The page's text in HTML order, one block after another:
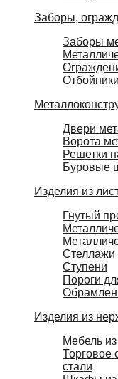
Заборы,
Заборы
Двери
Ворота
Решетки
Буровые
Изделия из
Гнутый
Стеллажи
Ступени
Пороги
Изделия из
Мебель
Торговое
стали